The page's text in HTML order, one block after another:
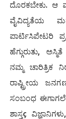
ದೊರಕಬೇಕು. ಆ
ವೈವಿದ್ಯತೆಯ
ಪಾರ್ಟಿಸಿಪೇಟರಿ
ಹೆಗ್ಗುರುತು,
ನಮ್ಮ ಚಾರಿತ್ರಿಕ
ರಾಷ್ಟ್ರೀಯ
ಸಂಬಂಧ
ಶಾಸ್ತç